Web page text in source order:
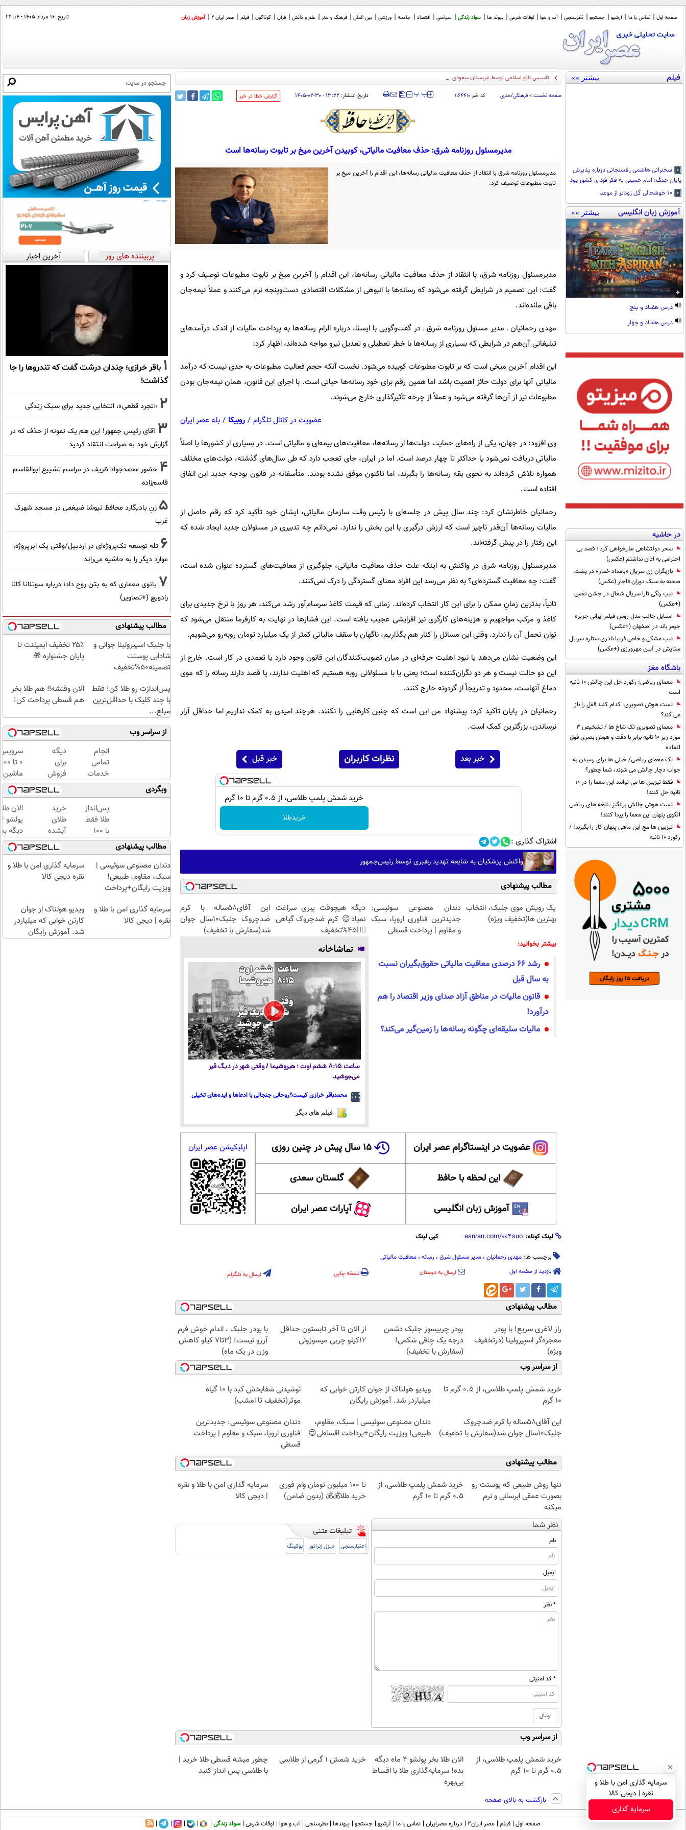
صفحه اول تماس با ما آرشیو جستجو نظرسنجی آب و هوا اوقات شرعی پیوند ها سواد زندگی سیاسی اقتصاد جامعه ورزشی بین الملل فرهنگ و هنر علم و دانش قرآن گوناگون فیلم عصر ایران 2 آموزش زبان تاریخ: ۱۶ مرداد ۱۴۰۵ - ۲۳:۱۴
فیلم بیشتر »»
سخنرانی هاشمی رفسنجانی درباره پذیرش
پایان جنگ: امام خمینی به فکر فردای کشور بود
آموزش زبان انگلیسی بیشتر »»
درس هفتاد و پنج
درس هفتاد و چهار
در حاشیه
سحر دولتشاهی عذرخواهی کرد ؛ قصد بی
احترامی به اذان نداشتم (عکس)
بازیگران زن سریال «بامداد خمار» در پشت
صحنه به سبک دوران قاجار (عکس)
تیپ رنگی تارا سریال شغال در جشن نفس
(+عکس)
استایل جالب مدل روس فیلم ایرانی جزیره
جیمز باند در اصفهان (+عکس)
تیپ مشکی و خاص فریبا نادری ستاره سریال
ستایش در آیین مهرورزی (+عکس)
باشگاه مغز
معمای ریاضی؛ رکورد حل این چالش 10 ثانیه
است
تست هوش تصویری: کدام کلید قفل را باز
می کند؟
معمای تصویری تک شاخ ها / تشخیص 3
مورد زیر 10 ثانیه برابر با دقت و هوش بصری فوق
العاده
یک معمای ریاضی/ خیلی ها برای رسیدن به
جواب دچار چالش می شوند، شما چطور؟
فقط تیزبین ها می توانند این معما را در 10
ثانیه حل کنند!
تست هوش چالش برانگیز: نابغه های ریاضی
الگوی پنهان این معما را پیدا کنند!
تیزبین ها مچ این ماهی پنهان کار را بگیرند! /
رکورد 10 ثانیه
تاسیس ناتو اسلامی توسط عربستان سعودی، ترکیه و پاکستان /
صفحه نخست » فرهنگی/هنری کد خبر۱۱۶۴۴۱۰ ‍‍‍ پ پ تاریخ انتشار:۱۳:۲۲ - ۳۰-۰۲-۱۴۰۵ ‌گزارش خطا در خبر
مدیرمسئول روزنامه شرق: حذف معافیت مالیاتی، کوبیدن آخرین میخ بر تابوت رسانه‌ها است
مدیرمسئول روزنامه شرق با انتقاد از حذف معافیت مالیاتی رسانه‌ها، این اقدام را آخرین میخ بر
تابوت مطبوعات توصیف کرد.
مدیرمسئول روزنامه شرق، با انتقاد از حذف معافیت مالیاتی رسانه‌ها، این اقدام را آخرین میخ بر تابوت مطبوعات توصیف کرد و
گفت: این تصمیم در شرایطی گرفته می‌شود که رسانه‌ها با انبوهی از مشکلات اقتصادی دست‌وپنجه نرم می‌کنند و عملاً نیمه‌جان
باقی مانده‌اند.
مهدی رحمانیان ـ مدیر مسئول روزنامه شرق ـ در گفت‌وگویی با ایسنا، درباره الزام رسانه‌ها به پرداخت مالیات از اندک درآمدهای
تبلیغاتی آن‌هم در شرایطی که بسیاری از رسانه‌ها با خطر تعطیلی و تعدیل نیرو مواجه شده‌اند، اظهار کرد:
این اقدام آخرین میخی است که بر تابوت مطبوعات کوبیده می‌شود. نخست آنکه حجم فعالیت مطبوعات به حدی نیست که درآمد
مالیاتی آنها برای دولت حائز اهمیت باشد اما همین رقم برای خود رسانه‌ها حیاتی است. با اجرای این قانون، همان نیمه‌جان‌ بودن
مطبوعات نیز از آن‌ها گرفته می‌شود و عملاً از چرخه تأثیرگذاری خارج می‌شوند.
عضویت در کانال تلگرام / روبیکا / بله عصر ایران
وی افزود: در جهان، یکی از راه‌های حمایت دولت‌ها از رسانه‌ها، معافیت‌های بیمه‌ای و مالیاتی است. در بسیاری از کشورها یا اصلاً
مالیاتی دریافت نمی‌شود یا حداکثر تا چهار درصد است. اما در ایران، جای تعجب دارد که طی سال‌های گذشته، دولت‌های مختلف
همواره تلاش کرده‌اند به نحوی یقه رسانه‌ها را بگیرند، اما تاکنون موفق نشده بودند. متأسفانه در قانون بودجه جدید این اتفاق
افتاده است.
رحمانیان خاطرنشان کرد: چند سال پیش در جلسه‌ای با رئیس‌ وقت سازمان مالیاتی، ایشان خود تأکید کرد که رقم حاصل از
مالیات رسانه‌ها آن‌قدر ناچیز است که ارزش درگیری با این بخش را ندارد. نمی‌دانم چه تدبیری در مسئولان جدید ایجاد شده که
این رفتار را در پیش گرفته‌اند.
مدیرمسئول روزنامه شرق در واکنش به اینکه علت حذف معافیت مالیاتی، جلوگیری از معافیت‌های گسترده عنوان شده است،
گفت: چه معافیت گسترده‌ای؟ به نظر می‌رسد این افراد معنای گستردگی را درک نمی‌کنند.
ثانیاً، بدترین زمانِ ممکن را برای این کار انتخاب کرده‌اند. زمانی که قیمت کاغذ سرسام‌آور رشد می‌کند، هر روز با نرخ جدیدی برای
کاغذ و مرکب مواجهیم و هزینه‌های کارگری نیز افزایشی عجیب یافته است. این فشارها در نهایت به کارفرما منتقل می‌شود که
توان تحمل آن را ندارد. وقتی این مسائل را کنار هم بگذاریم، ناگهان با سقف مالیاتی کمتر از یک میلیارد تومان روبه‌رو می‌شویم.
این وضعیت نشان می‌دهد یا نبود اهلیت حرفه‌ای در میان تصویب‌کنندگان این قانون وجود دارد یا تعمدی در کار است. خارج از
این دو حالت نیست و هر دو نگران‌کننده است؛ یعنی یا با مسئولانی روبه‌ هستیم که اهلیت ندارند، یا قصد دارند رسانه را که موی
دماغ آنهاست، محدود و تدریجاً از گردونه خارج کنند.
رحمانیان در پایان تأکید کرد: پیشنهاد من این است که چنین کارهایی را نکنند. هرچند امیدی به کمک نداریم اما حداقل آزار
نرساندن، بزرگترین کمک است.
خبر بعد نظرات کاربران خبر قبل
خرید شمش پلمپ طلاسی، از ۰.۵ گرم تا ۱۰ گرم
خریدطلا
اشتراک گذاری :
واکنش پزشکیان به شایعه تهدید رهبری توسط رئیس‌جمهور
مطالب پیشنهادی
پک رویش موی جلبک، انتخاب
بهترین ها(تخفیف ویژه)
دندان مصنوعی سوئیسی:
جدیدترین فناوری اروپا، سبک
و مقاوم | پرداخت قسطی
دیگه هیچوقت پیری سراغت
نمیاد😉 کرم ضدچروک گیاهی
👈🏻45%تخفیف
این آقای58ساله با کرم
ضدچروک جلبک10سال جوان
شد(سفارش با تخفیف)
بیشتر بخوانید:
رشد ۶۶ درصدی معافیت مالیاتی حقوق‌بگیران نسبت
به سال قبل
قانون مالیات در مناطق آزاد صدای وزیر اقتصاد را هم
درآورد!
مالیات سلیقه‌ای چگونه رسانه‌ها را زمین‌گیر می‌کند؟
تماشاخانه
ساعت ۸:۱۵ ششم اوت ؛ هیروشیما / وقتی شهر در دیگ قیر
می‌جوشید
محمدباقر خرازی کیست؟روحانی جنجالی با ادعاها و ایده‌های تخیلی
فیلم های دیگر
عضویت در اینستاگرام عصر ایران ۱۵ سال پیش در چنین روزی
این لحظه با حافظ گلستان سعدی
آموزش زبان انگلیسی آپارات عصر ایران
اپلیکیشن عصر ایران
لینک کوتاه: کپی لینک
برچسب ها: مهدی رحمانیان ، مدیر مسئول شرق ، رسانه ، معافیت مالیاتی
بازدید از صفحه اول ارسال به دوستان نسخه چاپی ارسال به تلگرام
مطالب پیشنهادی
راز لاغری سریع! با پودر
معجزه‌گر اسپیرولینا (درتخفیف
ویژه)
پودر چربیسوز جلبک دشمن
درجه یک چاقی شکمی!
(سفارش با تخفیف)
از الان تا آخر تابستون حداقل
12کیلو چربی میسوزونی
با پودر جلبک ، اندام خوش فرم
آرزو نیست! (3تا7 کیلو کاهش
وزن در یک ماه)
از سراسر وب
خرید شمش پلمپ طلاسی، از ۰.۵ گرم تا
۱۰ گرم
ویدیو هولناک از جوان کارتن خوابی که
میلیاردر شد. آموزش رایگان
نوشیدنی شفابخش کبد با 10 گیاه
موثر(تخفیف تا امشب)
این آقای58ساله با کرم ضدچروک
جلبک10سال جوان شد(سفارش با تخفیف)
دندان مصنوعی سوئیسی | سبک، مقاوم،
طبیعی! ویزیت رایگان+پرداخت اقساطی😍
دندان مصنوعی سوئیسی: جدیدترین
فناوری اروپا، سبک و مقاوم | پرداخت
قسطی
مطالب پیشنهادی
تنها روش طبیعی که پوستت رو
بصورت عمقی ابرسانی و نرم
میکنه
خرید شمش پلمپ طلاسی، از
۰.۵ گرم تا ۱۰ گرم
تا 100 میلیون تومان وام فوری
خرید طلا💰💰 (بدون ضامن)
سرمایه گذاری امن با طلا و نقره
| دیجی کالا
نظر شما
نام
ایمیل
* نظر
* کد امنیتی
اعتبارسنجی دیزل ژنراتور بوکینگ
از سراسر وب
خرید شمش پلمپ طلاسی، از
۰.۵ گرم تا ۱۰ گرم
الان طلا بخر پولشو 4 ماه دیگه
بده! سرمایه‌گذاری طلا با اقساط
بی‌بهره
خرید شمش 1 گرمی از طلاسی
چطور میشه قسطی طلا خرید |
با طلاسی پس انداز کنید
بازگشت به بالای صفحه
پربیننده های روز آخرین اخبار
1 باقر خرازی؛ چندان درشت گفت که تندروها را جا
گذاشت!
2 «تجرد قطعی»، انتخابی جدید برای سبک زندگی
3 آقای رئیس جمهور! این هم یک نمونه از حذف که در
گزارش خود به صراحت انتقاد کردید
4 حضور محمدجواد ظریف در مراسم تشییع ابوالقاسم
قاسم‌زاده
5 زنِ بادیگارد محافظ نیوشا ضیغمی در مسجد شهرک
غرب
6 تله توسعه تک‌پروژه‌ای در اردبیل/وقتی یک ابرپروژه،
موارد دیگر را به حاشیه می‌راند
7 بانوی معماری که به بتن روح داد؛ درباره سوتلانا کانا
رادویچ (+تصاویر)
مطالب پیشنهادی
با جلبک اسپیرولینا جوانی و
شادابی پوستت
تضمینه50%تخفیف
۲۵٪ تخفیف ایمپلنت تا
پایان جشنواره 🎁
پس‌اندازت رو طلا کن! فقط
با چند کلیک با حداقل‌ترین
مبلغ...
الان وقتشه‼️ هم طلا بخر
هم قسطی پرداخت کن!
از سراسر وب
انجام
تمامی
خدمات
خودرویی
در محل
با یدک
دات کام
دیگه
برای
فروش
ماشینت
آگهی
نکن❗❗❗
0 تا 100
ماشین
با یدک
دات
وبگردی
پس‌انداز
طلا فقط
با ۱۰۰
هزارتومان
(امن و
راحت)
خرید
طلای
آبشده
حتی با
۱۰۰هزارتومان
الان
دیگه
طلا با
بی‌بهره
مطالب پیشنهادی
دندان مصنوعی سوئیسی |
سبک، مقاوم، طبیعی!
ویزیت رایگان+پرداخت
سرمایه گذاری امن با طلا و
نقره دیجی کالا
سرمایه گذاری امن با طلا و
نقره | دیجی کالا
ویدیو هولناک از جوان
کارتن خوابی که میلیاردر
شد. آموزش رایگان
سرمایه گذاری امن با طلا و
نقره | دیجی کالا
سرمایه گذاری
صفحه اول فیلم عصر ایران۲ درباره عصرایران تماس با ما آرشیو جستجو پیوندها نظرسنجی آب و هوا اوقات شرعی سواد زندگی